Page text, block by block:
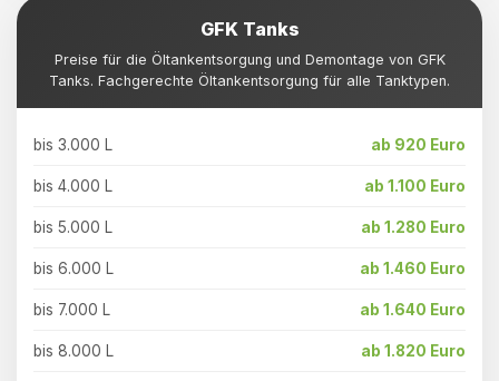
GFK Tanks
Preise für die Öltankentsorgung und Demontage von GFK
Tanks. Fachgerechte Öltankentsorgung für alle Tanktypen.
bis 3.000 L ab 920 Euro
bis 4.000 L ab 1.100 Euro
bis 5.000 L ab 1.280 Euro
bis 6.000 L ab 1.460 Euro
bis 7.000 L ab 1.640 Euro
bis 8.000 L ab 1.820 Euro